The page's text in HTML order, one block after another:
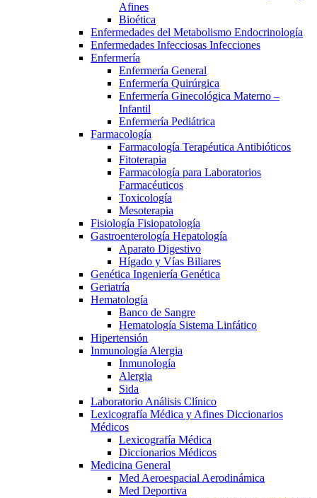
Afines
Bioética
Enfermedades del Metabolismo Endocrinología
Enfermedades Infecciosas Infecciones
Enfermería
Enfermería General
Enfermería Quirúrgica
Enfermería Ginecológica Materno –
Infantil
Enfermería Pediátrica
Farmacología
Farmacología Terapéutica Antibióticos
Fitoterapia
Farmacología para Laboratorios
Farmacéuticos
Toxicología
Mesoterapia
Fisiología Fisiopatología
Gastroenterología Hepatología
Aparato Digestivo
Hígado y Vías Biliares
Genética Ingeniería Genética
Geriatría
Hematología
Banco de Sangre
Hematología Sistema Linfático
Hipertensión
Inmunología Alergia
Inmunología
Alergia
Sida
Laboratorio Análisis Clínico
Lexicografía Médica y Afines Diccionarios
Médicos
Lexicografía Médica
Diccionarios Médicos
Medicina General
Med Aeroespacial Aerodinámica
Med Deportiva